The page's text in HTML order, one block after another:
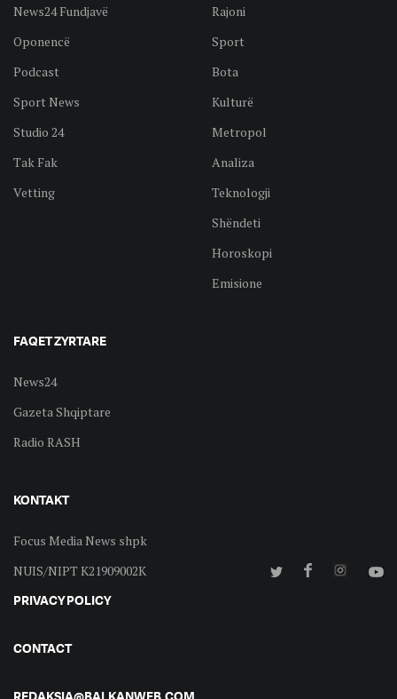
News24 Fundjavë
Oponencë
Podcast
Sport News
Studio 24
Tak Fak
Vetting
Rajoni
Sport
Bota
Kulturë
Metropol
Analiza
Teknologji
Shëndeti
Horoskopi
Emisione
FAQET ZYRTARE
News24
Gazeta Shqiptare
Radio RASH
KONTAKT
Focus Media News shpk
NUIS/NIPT K21909002K
PRIVACY POLICY
CONTACT